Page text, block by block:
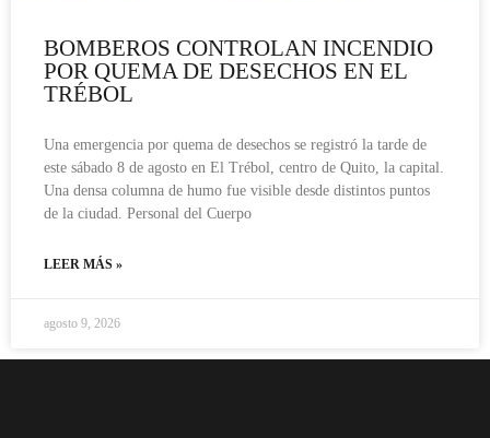
BOMBEROS CONTROLAN INCENDIO
POR QUEMA DE DESECHOS EN EL
TRÉBOL
Una emergencia por quema de desechos se registró la tarde de
este sábado 8 de agosto en El Trébol, centro de Quito, la capital.
Una densa columna de humo fue visible desde distintos puntos
de la ciudad. Personal del Cuerpo
LEER MÁS »
agosto 9, 2026